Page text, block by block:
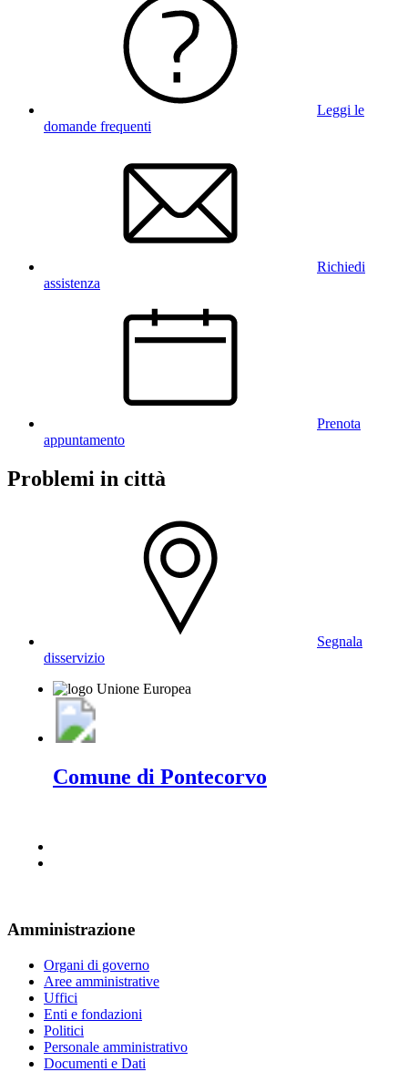
Leggi le
domande frequenti
Richiedi
assistenza
Prenota
appuntamento
Problemi in città
Segnala
disservizio
Comune di Pontecorvo
Amministrazione
Organi di governo
Aree amministrative
Uffici
Enti e fondazioni
Politici
Personale amministrativo
Documenti e Dati